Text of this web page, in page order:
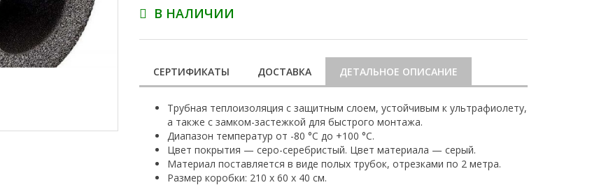
В НАЛИЧИИ
СЕРТИФИКАТЫ ДОСТАВКА ДЕТАЛЬНОЕ ОПИСАНИЕ
Трубная теплоизоляция с защитным слоем, устойчивым к ультрафиолету,
а также с замком-застежкой для быстрого монтажа.
Диапазон температур от -80 °С до +100 °С.
Цвет покрытия — серо-серебристый. Цвет материала — серый.
Материал поставляется в виде полых трубок, отрезками по 2 метра.
Размер коробки: 210 х 60 х 40 см.